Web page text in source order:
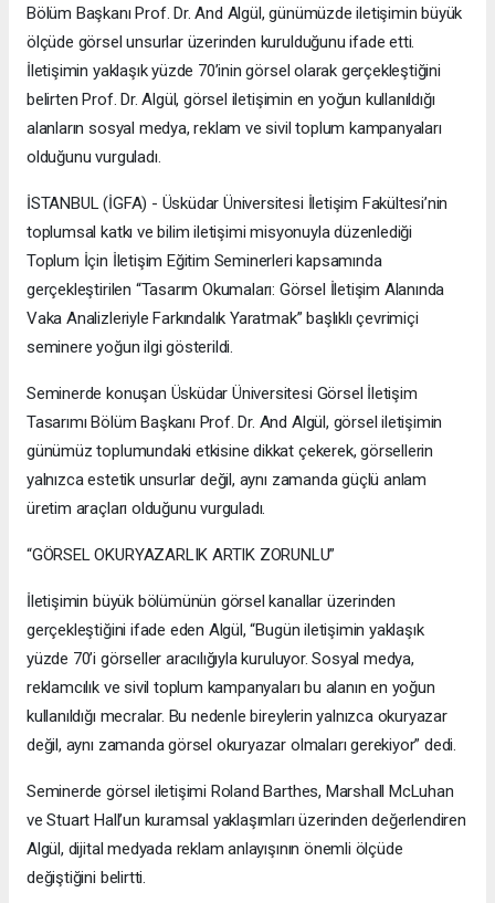
Bölüm Başkanı Prof. Dr. And Algül, günümüzde iletişimin büyük
ölçüde görsel unsurlar üzerinden kurulduğunu ifade etti.
İletişimin yaklaşık yüzde 70’inin görsel olarak gerçekleştiğini
belirten Prof. Dr. Algül, görsel iletişimin en yoğun kullanıldığı
alanların sosyal medya, reklam ve sivil toplum kampanyaları
olduğunu vurguladı.
İSTANBUL (İGFA) - Üsküdar Üniversitesi İletişim Fakültesi’nin
toplumsal katkı ve bilim iletişimi misyonuyla düzenlediği
Toplum İçin İletişim Eğitim Seminerleri kapsamında
gerçekleştirilen “Tasarım Okumaları: Görsel İletişim Alanında
Vaka Analizleriyle Farkındalık Yaratmak” başlıklı çevrimiçi
seminere yoğun ilgi gösterildi.
Seminerde konuşan Üsküdar Üniversitesi Görsel İletişim
Tasarımı Bölüm Başkanı Prof. Dr. And Algül, görsel iletişimin
günümüz toplumundaki etkisine dikkat çekerek, görsellerin
yalnızca estetik unsurlar değil, aynı zamanda güçlü anlam
üretim araçları olduğunu vurguladı.
“GÖRSEL OKURYAZARLIK ARTIK ZORUNLU”
İletişimin büyük bölümünün görsel kanallar üzerinden
gerçekleştiğini ifade eden Algül, “Bugün iletişimin yaklaşık
yüzde 70’i görseller aracılığıyla kuruluyor. Sosyal medya,
reklamcılık ve sivil toplum kampanyaları bu alanın en yoğun
kullanıldığı mecralar. Bu nedenle bireylerin yalnızca okuryazar
değil, aynı zamanda görsel okuryazar olmaları gerekiyor” dedi.
Seminerde görsel iletişimi Roland Barthes, Marshall McLuhan
ve Stuart Hall’un kuramsal yaklaşımları üzerinden değerlendiren
Algül, dijital medyada reklam anlayışının önemli ölçüde
değiştiğini belirtti.